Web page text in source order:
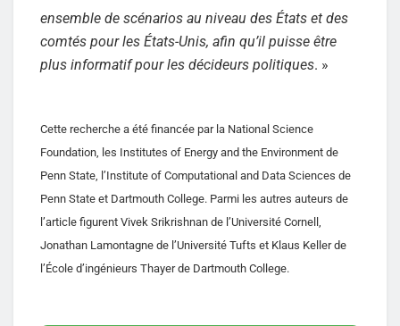
ensemble de scénarios au niveau des États et des
comtés pour les États-Unis, afin qu’il puisse être
plus informatif pour les décideurs politiques. »
Cette recherche a été financée par la National Science
Foundation, les Institutes of Energy and the Environment de
Penn State, l’Institute of Computational and Data Sciences de
Penn State et Dartmouth College. Parmi les autres auteurs de
l’article figurent Vivek Srikrishnan de l’Université Cornell,
Jonathan Lamontagne de l’Université Tufts et Klaus Keller de
l’École d’ingénieurs Thayer de Dartmouth College.